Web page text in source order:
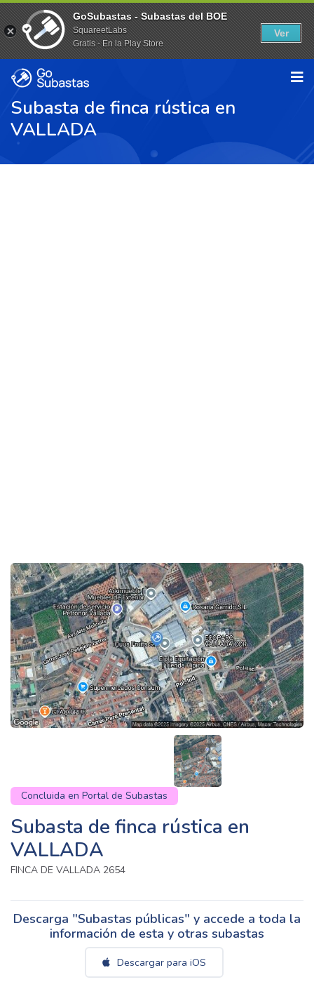
Subasta de finca rústica en
VALLADA
Concluida en Portal de Subastas
Subasta de finca rústica en
VALLADA
FINCA DE VALLADA 2654
Descarga "Subastas públicas" y accede a toda la
información de esta y otras subastas
Descargar para iOS
GoSubastas - Subastas del BOE
SquareetLabs
Gratis - En la Play Store
Ver